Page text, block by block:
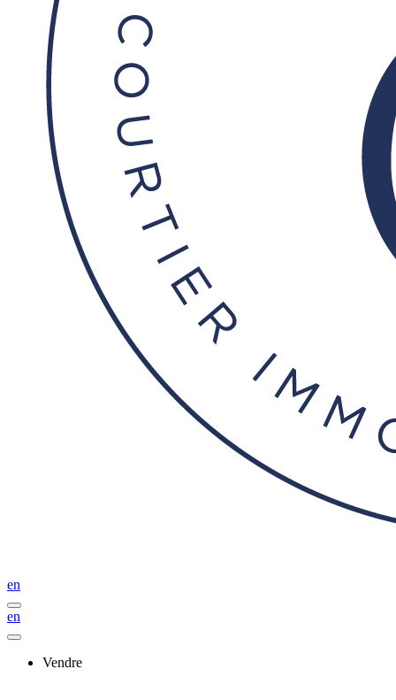
en
en
Vendre